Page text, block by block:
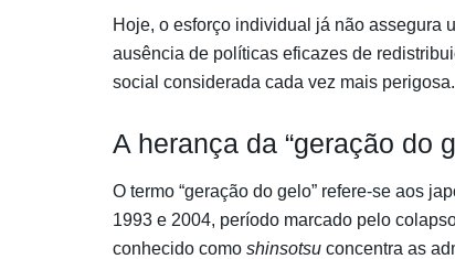
Hoje, o esforço individual já não assegura
ausência de políticas eficazes de
social considerada cada vez mais perigosa.
A herança da “geração do
O termo “geração do gelo” refere-se aos
1993 e 2004, período marcado pelo
conhecido como shinsotsu concentra as